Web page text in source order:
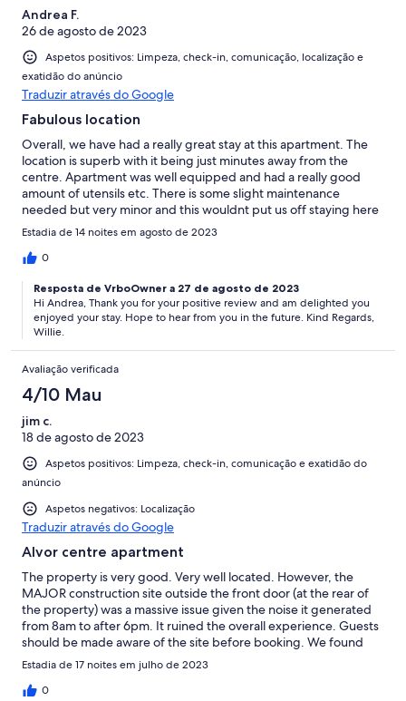
Andrea F.
26 de agosto de 2023
Aspetos positivos: Limpeza, check-in, comunicação, localização e
exatidão do anúncio
Traduzir através do Google
Fabulous location
Overall, we have had a really great stay at this apartment. The
location is superb with it being just minutes away from the
centre. Apartment was well equipped and had a really good
amount of utensils etc. There is some slight maintenance
needed but very minor and this wouldnt put us off staying here
again. The building works didnt really bother us as we are up
early anyway. We had a really great time here.
Estadia de 14 noites em agosto de 2023
0
Resposta de VrboOwner a 27 de agosto de 2023
Hi Andrea, Thank you for your positive review and am delighted you
enjoyed your stay. Hope to hear from you in the future. Kind Regards,
Willie.
Avaliação verificada
4/10 Mau
jim c.
18 de agosto de 2023
Aspetos positivos: Limpeza, check-in, comunicação e exatidão do
anúncio
Aspetos negativos: Localização
Traduzir através do Google
Alvor centre apartment
The property is very good. Very well located. However, the
MAJOR construction site outside the front door (at the rear of
the property) was a massive issue given the noise it generated
from 8am to after 6pm. It ruined the overall experience. Guests
should be made aware of the site before booking. We found
the noise intolerable as well as the lack of privacy it generated
from having bedrooms overlooked. The rooftop pool ambience
is ruined by the noise and crane swinging overhead. Some
Estadia de 17 noites em julho de 2023
0